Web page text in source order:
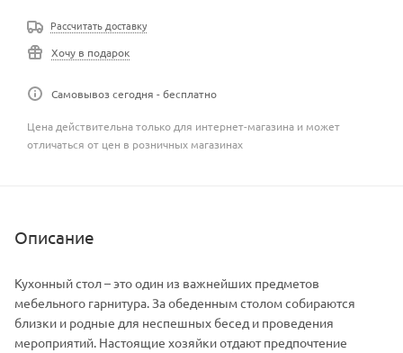
Рассчитать доставку
Хочу в подарок
Самовывоз сегодня - бесплатно
Цена действительна только для интернет-магазина и может
отличаться от цен в розничных магазинах
Описание
Кухонный стол – это один из важнейших предметов
мебельного гарнитура. За обеденным столом собираются
близки и родные для неспешных бесед и проведения
мероприятий. Настоящие хозяйки отдают предпочтение